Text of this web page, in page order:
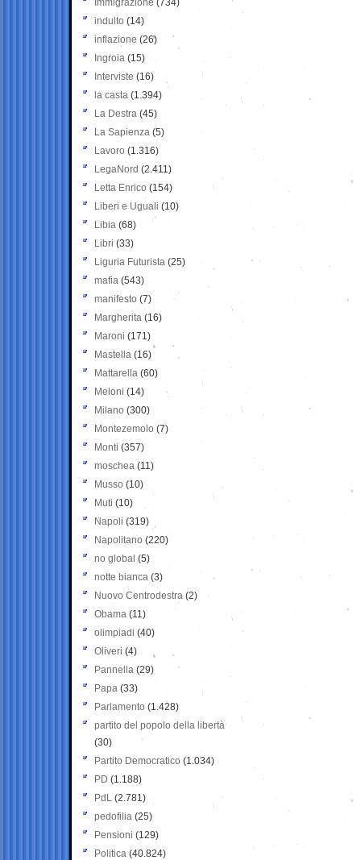
Immigrazione (734)
indulto (14)
inflazione (26)
Ingroia (15)
Interviste (16)
la casta (1.394)
La Destra (45)
La Sapienza (5)
Lavoro (1.316)
LegaNord (2.411)
Letta Enrico (154)
Liberi e Uguali (10)
Libia (68)
Libri (33)
Liguria Futurista (25)
mafia (543)
manifesto (7)
Margherita (16)
Maroni (171)
Mastella (16)
Mattarella (60)
Meloni (14)
Milano (300)
Montezemolo (7)
Monti (357)
moschea (11)
Musso (10)
Muti (10)
Napoli (319)
Napolitano (220)
no global (5)
notte bianca (3)
Nuovo Centrodestra (2)
Obama (11)
olimpiadi (40)
Oliveri (4)
Pannella (29)
Papa (33)
Parlamento (1.428)
partito del popolo della libertà
(30)
Partito Democratico (1.034)
PD (1.188)
PdL (2.781)
pedofilia (25)
Pensioni (129)
Politica (40.824)